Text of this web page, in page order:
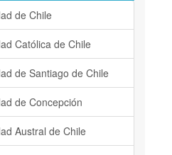
de Chile
Católica de Chile
de Santiago de Chile
de Concepción
Austral de Chile